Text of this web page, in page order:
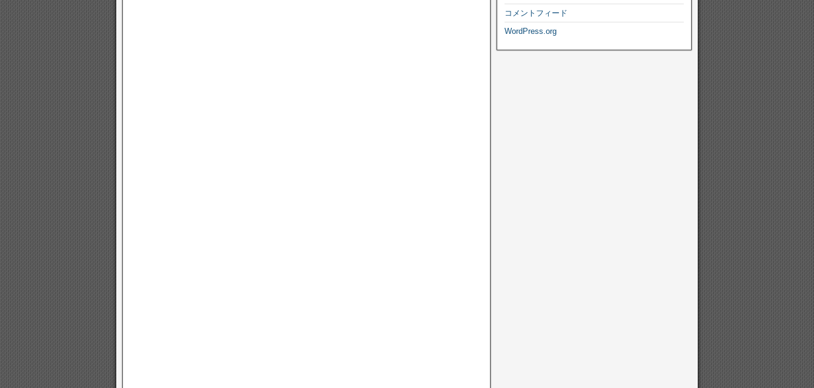
コメントフィード
WordPress.org